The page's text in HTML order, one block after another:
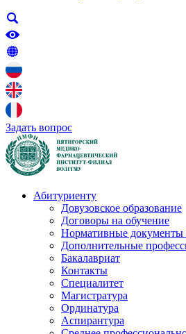
Задать вопрос
Абитуриенту
Довузовское образование
Договоры на обучение
Нормативные документы
Дополнительные
Бакалавриат
Контакты
Специалитет
Магистратура
Ординатура
Аспирантура